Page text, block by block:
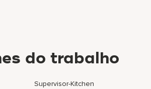
do trabalho
Supervisor-Kitchen